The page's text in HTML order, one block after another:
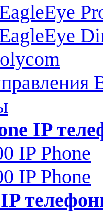
IP
IP Phone
IP Phone